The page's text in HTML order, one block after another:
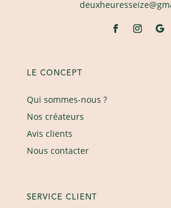
LE CONCEPT
Qui sommes-nous ?
Nos créateurs
Avis clients
Nous contacter
SERVICE CLIENT